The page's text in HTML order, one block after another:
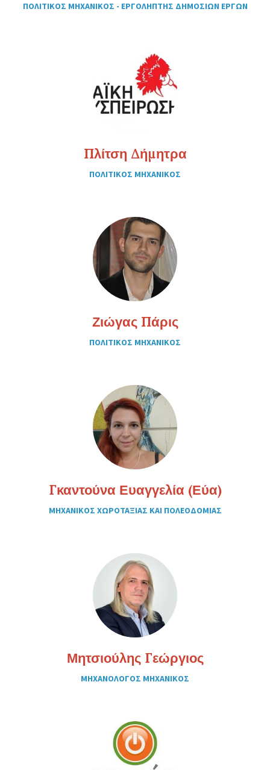
ΠΟΛΙΤΙΚΟΣ ΜΗΧΑΝΙΚΟΣ - ΕΡΓΟΛΗΠΤΗΣ ΔΗΜΟΣΙΩΝ ΕΡΓΩΝ
Πλίτση Δήμητρα
ΠΟΛΙΤΙΚΟΣ ΜΗΧΑΝΙΚΟΣ
Ζιώγας Πάρις
ΠΟΛΙΤΙΚΟΣ ΜΗΧΑΝΙΚΟΣ
Γκαντούνα Ευαγγελία (Εύα)
ΜΗΧΑΝΙΚΟΣ ΧΩΡΟΤΑΞΙΑΣ ΚΑΙ ΠΟΛΕΟΔΟΜΙΑΣ
Μητσιούλης Γεώργιος
ΜΗΧΑΝΟΛΟΓΟΣ ΜΗΧΑΝΙΚΟΣ